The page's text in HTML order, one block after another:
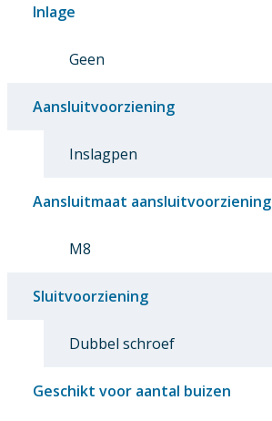
Inlage
Geen
Aansluitvoorziening
Inslagpen
Aansluitmaat aansluitvoorziening
M8
Sluitvoorziening
Dubbel schroef
Geschikt voor aantal buizen